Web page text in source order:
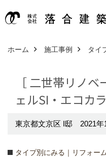
ホーム 施工事例 タイ
［ 二世帯リノ
ェルSI・エコカ
東京都文京区 I邸 2021年
タイプ別にみる｜リフォーム